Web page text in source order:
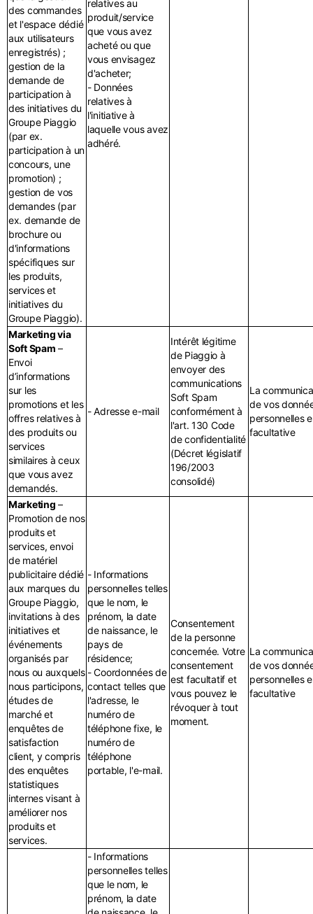
des commandes
et l'espace dédié
aux utilisateurs
enregistrés) ;
gestion de la
demande de
participation à
des initiatives du
Groupe Piaggio
(par ex.
participation à un
concours, une
promotion) ;
gestion de vos
demandes (par
ex. demande de
brochure ou
d'informations
spécifiques sur
les produits,
services et
initiatives du
Groupe Piaggio).
relatives au
produit/service
que vous avez
acheté ou que
vous envisagez
d'acheter;
- Données
relatives à
l'initiative à
laquelle vous avez
adhéré.
Marketing via
Soft Spam –
Envoi
d’informations
sur les
promotions et les
offres relatives à
des produits ou
services
similaires à ceux
que vous avez
demandés.
- Adresse e-mail
Intérêt légitime
de Piaggio à
envoyer des
communications
Soft Spam
conformément à
l'art. 130 Code
de confidentialité
(Décret législatif
196/2003
consolidé)
La
de vos
personnelles
facultative
Marketing –
Promotion de nos
produits et
services, envoi
de matériel
publicitaire dédié
aux marques du
Groupe Piaggio,
invitations à des
initiatives et
événements
organisés par
nous ou auxquels
nous participons,
études de
marché et
enquêtes de
satisfaction
client, y compris
des enquêtes
statistiques
internes visant à
améliorer nos
produits et
services.
- Informations
personnelles telles
que le nom, le
prénom, la date
de naissance, le
pays de
résidence;
- Coordonnées de
contact telles que
l'adresse, le
numéro de
téléphone fixe, le
numéro de
téléphone
portable, l'e-mail.
Consentement
de la personne
concernée. Votre
consentement
est facultatif et
vous pouvez le
révoquer à tout
moment.
La
de vos
personnelles
facultative
- Informations
personnelles telles
que le nom, le
prénom, la date